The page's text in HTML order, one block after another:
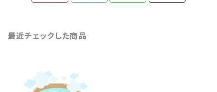
最近チェックした商品